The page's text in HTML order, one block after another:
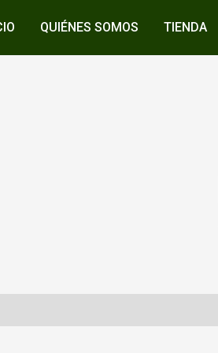
QUIÉNES SOMOS TIENDA